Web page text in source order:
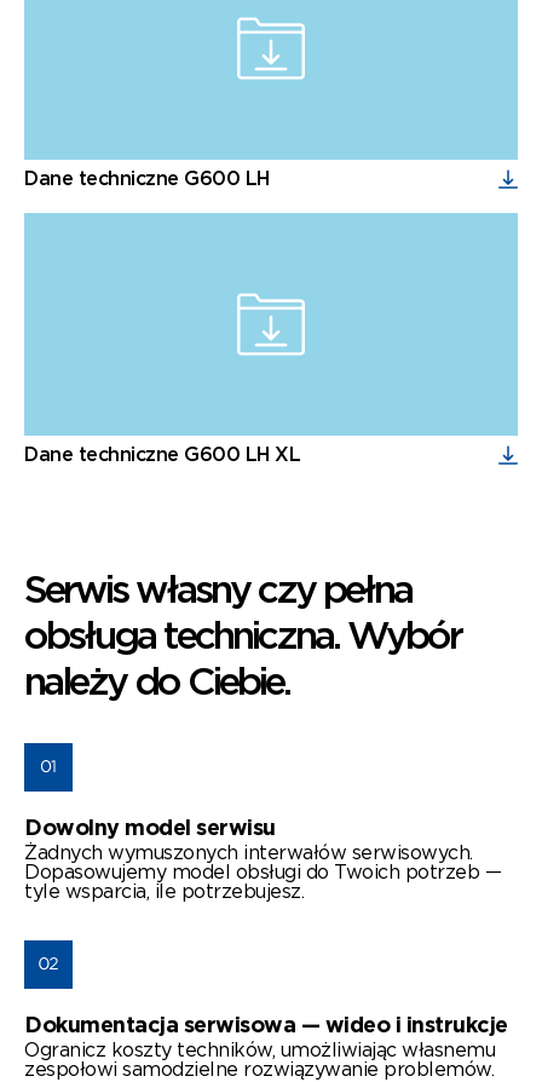
Dane techniczne G600 LH
Dane techniczne G600 LH XL
Serwis własny czy pełna
obsługa techniczna. Wybór
należy do Ciebie.
Dowolny model serwisu
Żadnych wymuszonych interwałów serwisowych.
Dopasowujemy model obsługi do Twoich potrzeb —
tyle wsparcia, ile potrzebujesz.
Dokumentacja serwisowa — wideo i instrukcje
Ogranicz koszty techników, umożliwiając własnemu
zespołowi samodzielne rozwiązywanie problemów.